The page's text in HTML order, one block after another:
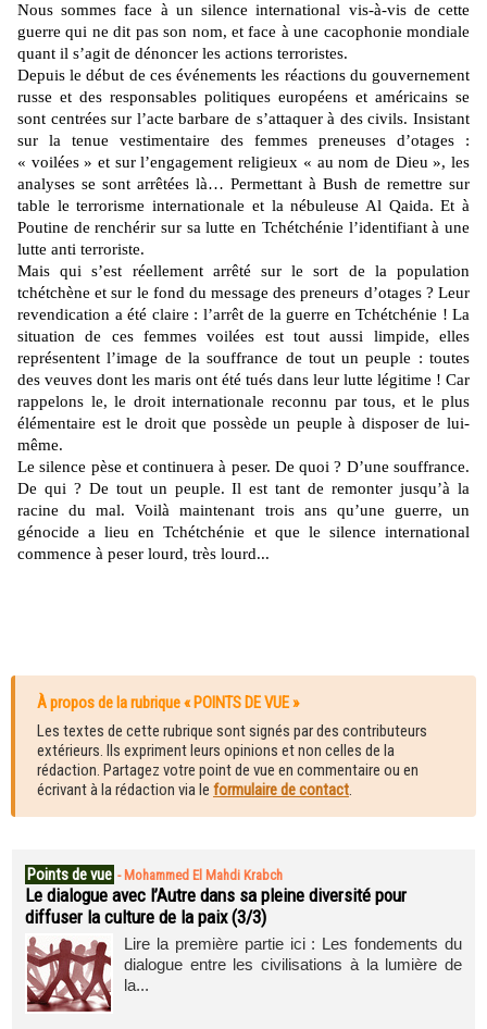
Nous sommes face à un silence international vis-à-vis de cette
guerre qui ne dit pas son nom, et face à une cacophonie mondiale
quant il s’agit de dénoncer les actions terroristes.
Depuis le début de ces événements les réactions du gouvernement
russe et des responsables politiques européens et américains se
sont centrées sur l’acte barbare de s’attaquer à des civils. Insistant
sur la tenue vestimentaire des femmes preneuses d’otages :
« voilées » et sur l’engagement religieux « au nom de Dieu », les
analyses se sont arrêtées là… Permettant à Bush de remettre sur
table le terrorisme internationale et la nébuleuse Al Qaida. Et à
Poutine de renchérir sur sa lutte en Tchétchénie l’identifiant à une
lutte anti terroriste.
Mais qui s’est réellement arrêté sur le sort de la population
tchétchène et sur le fond du message des preneurs d’otages ? Leur
revendication a été claire : l’arrêt de la guerre en Tchétchénie ! La
situation de ces femmes voilées est tout aussi limpide, elles
représentent l’image de la souffrance de tout un peuple : toutes
des veuves dont les maris ont été tués dans leur lutte légitime ! Car
rappelons le, le droit internationale reconnu par tous, et le plus
élémentaire est le droit que possède un peuple à disposer de lui-
même.
Le silence pèse et continuera à peser. De quoi ? D’une souffrance.
De qui ? De tout un peuple. Il est tant de remonter jusqu’à la
racine du mal. Voilà maintenant trois ans qu’une guerre, un
génocide a lieu en Tchétchénie et que le silence international
commence à peser lourd, très lourd...
À propos de la rubrique « POINTS DE VUE »
Les textes de cette rubrique sont signés par des contributeurs
extérieurs. Ils expriment leurs opinions et non celles de la
rédaction. Partagez votre point de vue en commentaire ou en
écrivant à la rédaction via le formulaire de contact.
Points de vue - Mohammed El Mahdi Krabch
Le dialogue avec l’Autre dans sa pleine diversité pour
diffuser la culture de la paix (3/3)
Lire la première partie ici : Les fondements du
dialogue entre les civilisations à la lumière de
la...